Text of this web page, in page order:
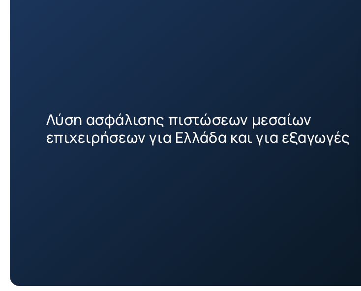
Λύση ασφάλισης πιστώσεων μεσαίων
επιχειρήσεων για Ελλάδα και για εξαγωγές